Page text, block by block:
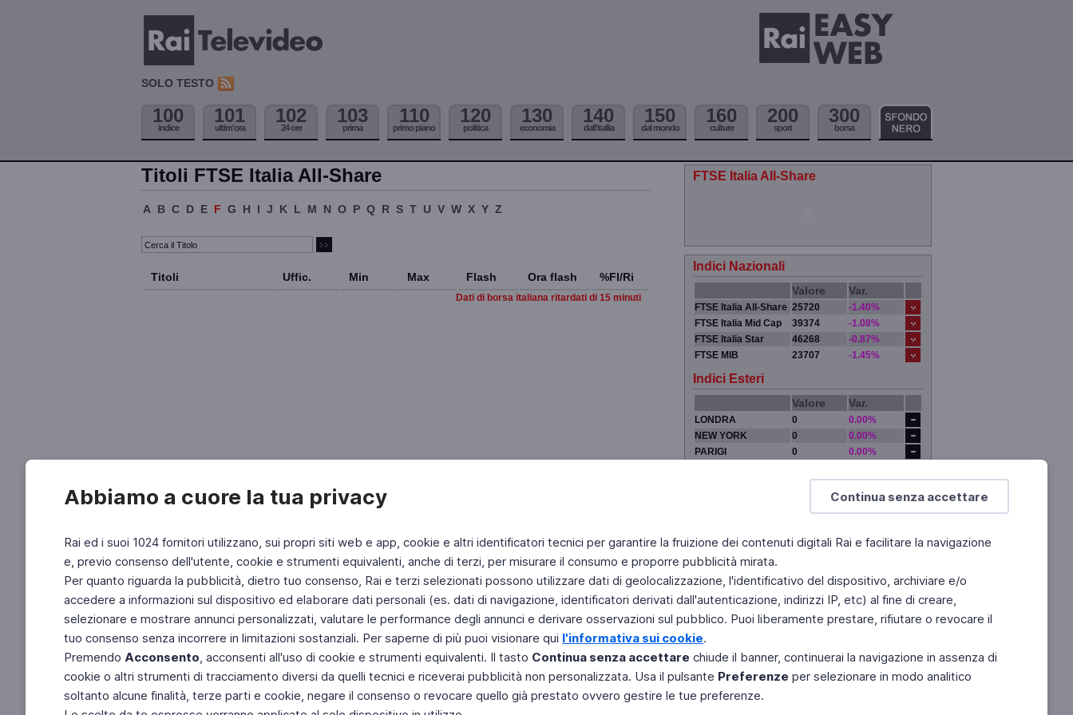
Continua senza accettare
Abbiamo a cuore la tua privacy
Rai ed i suoi 1024 fornitori utilizzano, sui propri siti web e app, cookie e altri identificatori tecnici per garantire la fruizione dei contenuti digitali Rai e facilitare la navigazione
e, previo consenso dell'utente, cookie e strumenti equivalenti, anche di terzi, per misurare il consumo e proporre pubblicità mirata.
Per quanto riguarda la pubblicità, dietro tuo consenso, Rai e terzi selezionati possono utilizzare dati di geolocalizzazione, l'identificativo del dispositivo, archiviare e/o
accedere a informazioni sul dispositivo ed elaborare dati personali (es. dati di navigazione, identificatori derivati dall'autenticazione, indirizzi IP, etc) al fine di creare,
selezionare e mostrare annunci personalizzati, valutare le performance degli annunci e derivare osservazioni sul pubblico. Puoi liberamente prestare, rifiutare o revocare il
tuo consenso senza incorrere in limitazioni sostanziali. Per saperne di più puoi visionare qui l'informativa sui cookie.
Premendo Acconsento, acconsenti all'uso di cookie e strumenti equivalenti. Il tasto Continua senza accettare chiude il banner, continuerai la navigazione in assenza di
cookie o altri strumenti di tracciamento diversi da quelli tecnici e riceverai pubblicità non personalizzata. Usa il pulsante Preferenze per selezionare in modo analitico
soltanto alcune finalità, terze parti e cookie, negare il consenso o revocare quello già prestato ovvero gestire le tue preferenze.
SOLO TESTO
100
indice
101
ultim'ora
102
24 ore
103
prima
110
primo piano
120
politica
130
economia
140
dall'itallia
150
dal mondo
160
culture
200
sport
300
borsa
Titoli FTSE Italia All-Share
A B C D E F G H I J K L M N O P Q R S T U V W X Y Z
Titoli Uffic. Min Max Flash Ora flash %Fl/Ri
Dati di borsa italiana ritardati di 15 minuti
FTSE Italia All-Share
Indici Nazionali
Valore Var.
FTSE Italia All-Share 25720
-1.40%
FTSE Italia Mid Cap
39374
-1.08%
FTSE Italia Star
46268
-0.87%
FTSE MIB
23707 -1.45%
Indici Esteri
Valore Var.
LONDRA 0
0.00%
NEW YORK
0
0.00%
PARIGI
0
0.00%
Fai di Televideo la tua Home Page Chi Siamo
Copyright © 2011 Rai - Tutti i diritti riservati
Engineered by RAI - Reti e Piattaforme